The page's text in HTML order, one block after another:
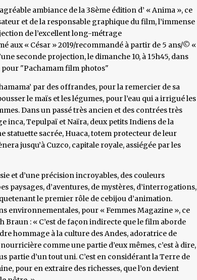
ambiance de la 38ème édition d’ « Anima », ce
et de la responsable graphique du film, l’immense
de l’excellent long-métrage
aux « César » 2019/recommandé à partir de 5 ans/© «
seconde projection, le dimanche 10, à 15h45, dans
pour "Pachamam film photos"
par des offrandes, pour la remercier de sa
le maïs et les légumes, pour l’eau qui a irrigué les
Dans un passé très ancien et des contrées très
inca, Tepulpaï et Naïra, deux petits Indiens de la
statuette sacrée, Huaca, totem protecteur de leur
jusqu’à Cuzco, capitale royale, assiégée par les
et d’une précision incroyables, des couleurs
paysages, d’aventures, de mystères, d’interrogations,
le premier rôle de cebijou d’animation.
environnementales, pour « Femmes Magazine », ce
: « C’est de façon indirecte que le film aborde
hommage à la culture des Andes, adoratrice de
comme une partie d’eux mêmes, c’est à dire,
partie d’un tout uni. C’est en considérant la Terre de
pour en extraire des richesses, que l’on devient